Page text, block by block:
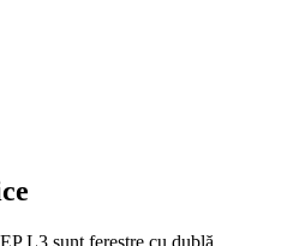
L3 sunt ferestre cu dublă